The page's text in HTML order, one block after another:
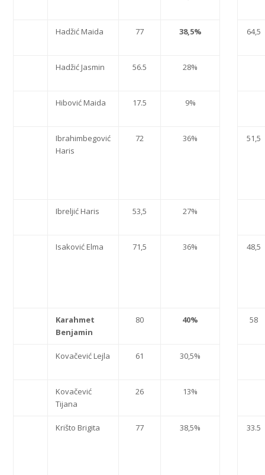
Hadžić Maida 77 38,5% 64,5
Hadžić Jasmin 56.5 28%
Hibović Maida 17.5 9%
Ibrahimbegović
Haris
72 36% 51,5
Ibreljić Haris 53,5 27%
Isaković Elma 71,5 36% 48,5
Karahmet
Benjamin
80 40% 58
Kovačević Lejla 61 30,5%
Kovačević
Tijana
26 13%
Krišto Brigita 77 38,5% 33.5